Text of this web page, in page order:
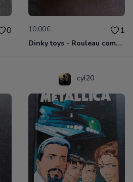
0 10.00€ 1
Dinky toys - Rouleau compresseur - Richier 90A
cyl20